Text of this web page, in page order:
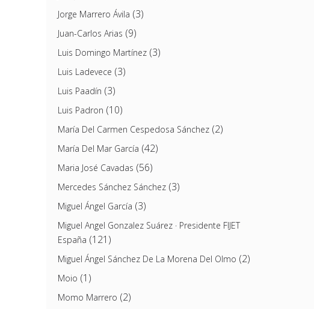
Jorge Marrero Ávila (3)
Juan-Carlos Arias (9)
Luis Domingo Martínez(3)
Luis Ladevece (3)
Luis Paadín (3)
Luis Padron (10)
María Del Carmen Cespedosa Sánchez(2)
María Del Mar García (42)
Maria José Cavadas (56)
Mercedes Sánchez Sánchez(3)
Miguel Ángel García (3)
Miguel Angel Gonzalez Suárez · Presidente FIJET
España (121)
Miguel Ángel Sánchez De La Morena Del Olmo (2)
Moio (1)
Momo Marrero (2)